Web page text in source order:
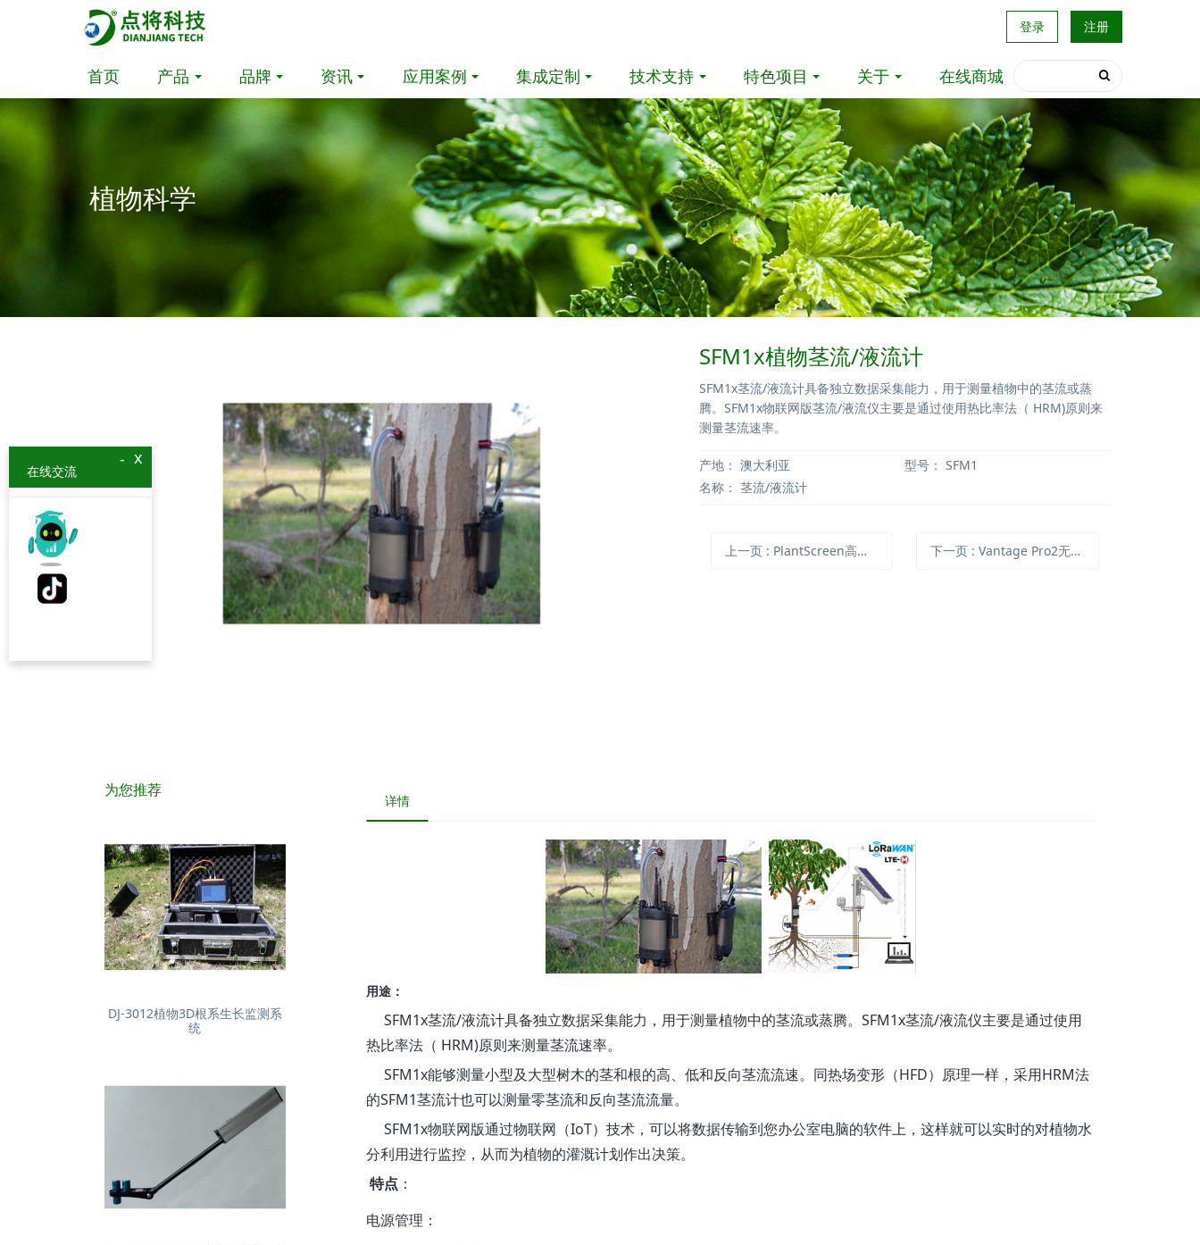
登录 注册
首页 产品 品牌 资讯 应用案例 集成定制 技术支持 特色项目 关于 在线商城
植物科学
SFM1x植物茎流/液流计
SFM1x茎流/液流计具备独立数据采集能力，用于测量植物中的茎流或蒸
腾。SFM1x物联网版茎流/液流仪主要是通过使用热比率法（ HRM)原则来
测量茎流速率。
产地： 澳大利亚 型号： SFM1
名称： 茎流/液流计
上一页 : PlantScreen高通量植物表型成像分析系统（XYZ三维成像版） 下一页 : Vantage Pro2无线气象站
详情
用途：
SFM1x茎流/液流计具备独立数据采集能力，用于测量植物中的茎流或蒸腾。SFM1x茎流/液流仪主要是通过使用
热比率法（ HRM)原则来测量茎流速率。
SFM1x能够测量小型及大型树木的茎和根的高、低和反向茎流流速。同热场变形（HFD）原理一样，采用HRM法
的SFM1茎流计也可以测量零茎流和反向茎流流量。
SFM1x物联网版通过物联网（IoT）技术， 可以将数据传输到您办公室电脑的软件上，这样就可以实时的对植物水
分利用进行监控，从而为植物的灌溉计划作出决策。
特点 ：
电源管理：
为您推荐
DJ-3012植物3D根系生长监测系
统
x
-
在线交流